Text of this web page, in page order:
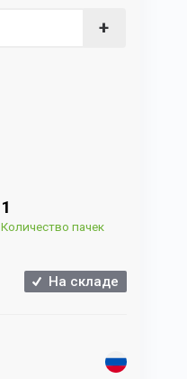
+
1
Количество пачек
На складе